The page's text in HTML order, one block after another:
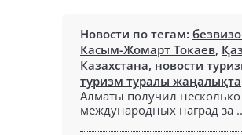
Новости по тегам:
Касым-Жомарт Токаев,
Казахстана, новости
туризм туралы
Алматы получил несколько
международных наград за